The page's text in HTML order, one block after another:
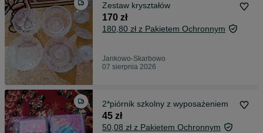
Zestaw kryształów
170 zł
180,80 zł z Pakietem Ochronnym
Jankowo-Skarbowo
07 sierpnia 2026
2*piórnik szkolny z wyposażeniem
45 zł
50,08 zł z Pakietem Ochronnym